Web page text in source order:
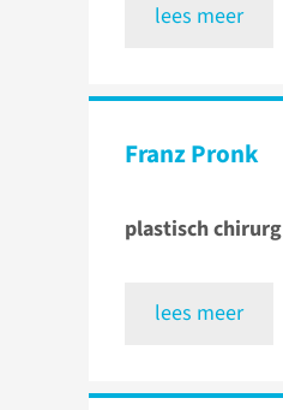
lees meer
Franz Pronk
plastisch chirurg
lees meer